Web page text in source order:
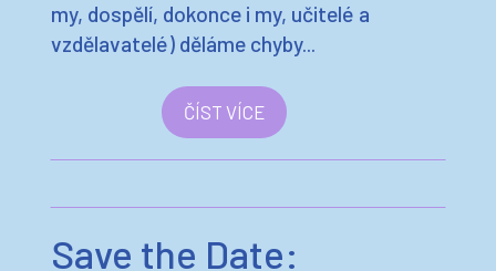
my, dospělí, dokonce i my, učitelé a
vzdělavatelé) děláme chyby...
ČÍST VÍCE
Save the Date: